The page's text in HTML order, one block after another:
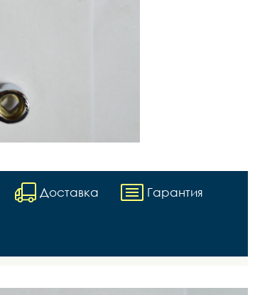
Доставка Гарантия